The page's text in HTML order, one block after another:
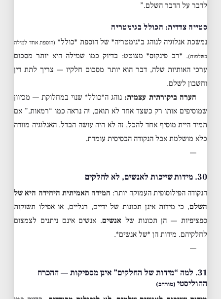
לדבר על הדבר השלם.”
סטייה צדדית: הכולל בגימטריה
נמשכת אנלוגיה לנוהג ב*גימטריה* של הוספת *כולל* (הוספת אחד למילה
כשלמות). *רב פינקוס* מצוטט: בדיוק כמו שמילה היא יותר מסכום
ערכי האותיות שלה, דבר הוא יותר מסכום חלקיו — צריך לתת דין
וחשבון לשלם.
הערה ביקורתית עצמית: נוהג ה*כולל* שנוי במחלוקת — מכיוון
שמוסיפים אותו רק כשצד אחד לא תואם, זה נראה כמו “רמאות.” אם
תמיד היית מוסיף אחד להכל, זה לא היה עושה הבדל. האנלוגיה מוודה
כלא מושלמת אבל הנקודה הבסיסית עומדת.
—
30. מידות שייכות לאנשים, לא לחלקים
הנקודה הפילוסופית העמוקה יותר: המידה האמיתית היחידה היא של
השלם, כי מידות אינן תכונות של ידיים, רגליים, או אפילו תשוקות
ספציפיות — הן תכונות של אנשים. אנשים אינם ניתנים לצמצום
לחלקיהם. מידות הן *של אנשים*.
—
31. למה “מידות של החלקים” אינן מספיקות — ההכרח
ההוליסטי (מורחב)